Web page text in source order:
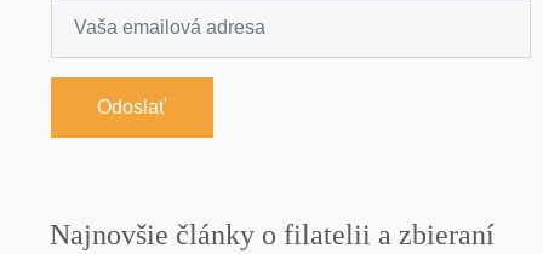
Odoslať
Najnovšie články o filatelii a zbieraní